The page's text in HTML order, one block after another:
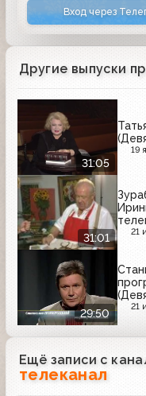
Вход через
Другие выпуски
31:05
19
31:01
21
29:50
21
Ещё записи с
телеканал